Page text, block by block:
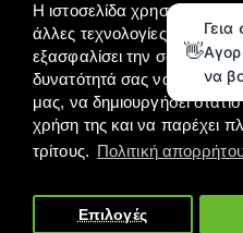
Η ιστοσελίδα χρησιμοποιεί
άλλες τεχνολογίες
εξασφαλίσει την σωστή
δυνατότητά σας να
μας, να δημιουργήσει
χρήση της και να παρέχει
τρίτους. Πολιτική
Επιλογές
Copyright © 2026, ERGO-
👋
να